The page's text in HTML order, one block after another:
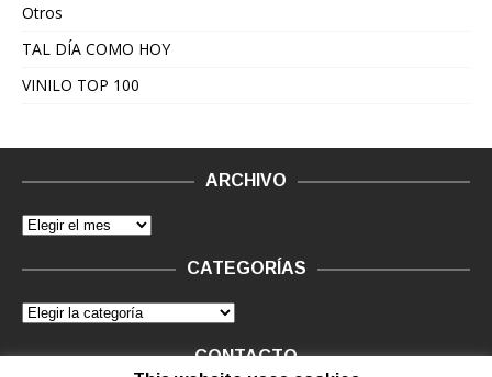
Otros
TAL DÍA COMO HOY
VINILO TOP 100
ARCHIVO
CATEGORÍAS
CONTACTO